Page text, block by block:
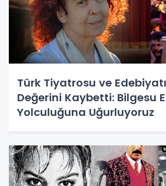
Türk Tiyatrosu ve
Değerini Kaybetti: Bilgesu
Yolculuğuna Uğurluyoruz